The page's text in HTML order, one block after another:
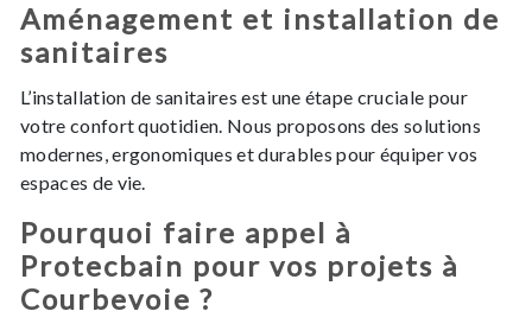
Aménagement et installation de
sanitaires
L’installation de sanitaires est une étape cruciale pour
votre confort quotidien. Nous proposons des solutions
modernes, ergonomiques et durables pour équiper vos
espaces de vie.
Pourquoi faire appel à
Protecbain pour vos projets à
Courbevoie ?